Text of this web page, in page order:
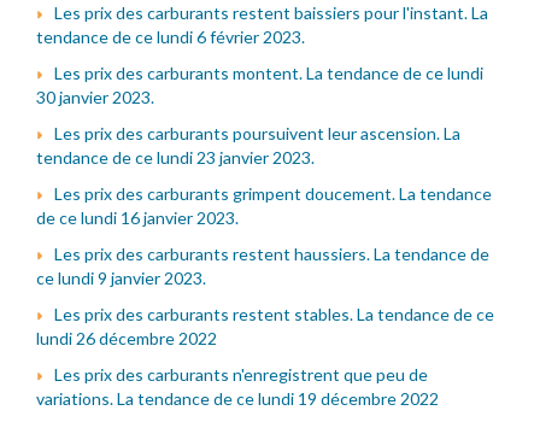
Les prix des carburants restent baissiers pour l'instant. La
tendance de ce lundi 6 février 2023.
Les prix des carburants montent. La tendance de ce lundi
30 janvier 2023.
Les prix des carburants poursuivent leur ascension. La
tendance de ce lundi 23 janvier 2023.
Les prix des carburants grimpent doucement. La tendance
de ce lundi 16 janvier 2023.
Les prix des carburants restent haussiers. La tendance de
ce lundi 9 janvier 2023.
Les prix des carburants restent stables. La tendance de ce
lundi 26 décembre 2022
Les prix des carburants n'enregistrent que peu de
variations. La tendance de ce lundi 19 décembre 2022